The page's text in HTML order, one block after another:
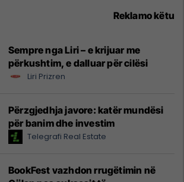
Reklamo këtu
Sempre nga Liri – e krijuar me
përkushtim, e dalluar për cilësi
Liri Prizren
Përzgjedhja javore: katër mundësi
për banim dhe investim
Telegrafi Real Estate
BookFest vazhdon rrugëtimin në